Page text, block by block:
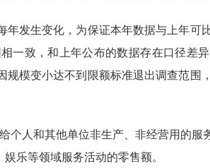
发生变化，为保证本年数据与上年可
一致，和上年公布的数据存在口径差
模变小达不到限额标准退出调查范围
个人和其他单位非生产、非经营用的
乐等领域服务活动的零售额。